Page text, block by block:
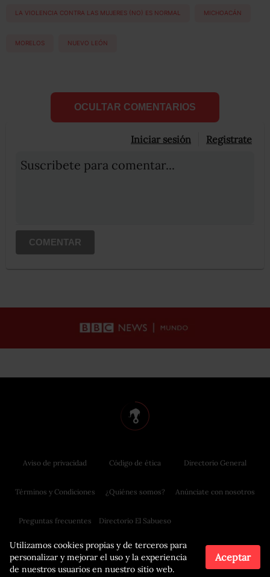
LA VIOLENCIA CONTRA LAS MUJERES (NO) ES NORMAL MICHOACÁN
MORELOS NUEVO LEÓN
OCULTAR COMENTARIOS
Iniciar sesión Registrate
Suscribete para comentar...
COMENTAR
Utilizamos cookies propias y de terceros para
personalizar y mejorar el uso y la experiencia
de nuestros usuarios en nuestro sitio web.
Aceptar
Aviso de privacidad
Términos y Condiciones
Preguntas frecuentes
Código de ética
¿Quiénes somos?
Directorio El Sabueso
Directorio General
Anúnciate con nosotros